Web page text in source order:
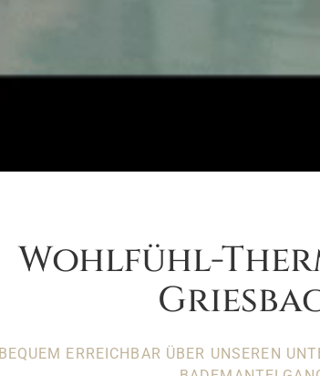
Wohlfühl-
BEQUEM ERREICHBAR ÜBER UNSEREN